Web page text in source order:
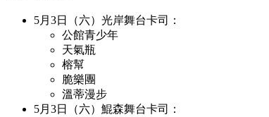
5月3日（六）光岸舞台卡司：
公館青少年
天氣瓶
榕幫
脆樂團
溫蒂漫步
5月3日（六）鯤森舞台卡司：